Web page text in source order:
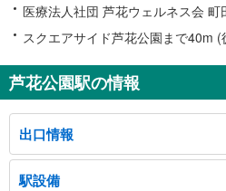
医療法人社団 芦花ウェルネス会
スクエアサイド芦花公園まで40m (
芦花公園駅の情報
出口情報
北口
北烏山１丁目方面、南烏山３・４丁目方
駅設備